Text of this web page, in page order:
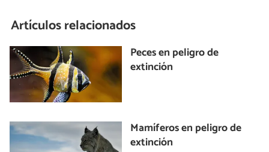
Artículos relacionados
Peces en peligro de
extinción
Mamíferos en peligro de
extinción